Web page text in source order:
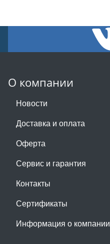
О компании
Новости
Доставка и оплата
Оферта
Сервис и гарантия
Контакты
Сертификаты
Информация о компании